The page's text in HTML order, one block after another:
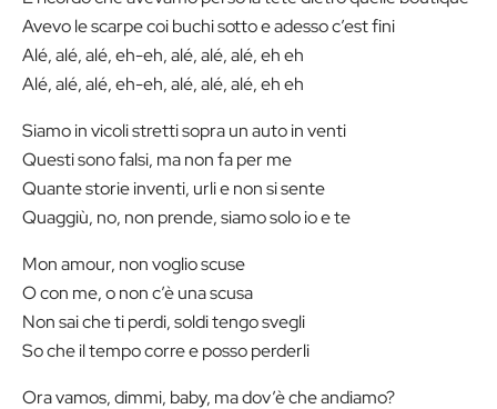
Avevo le scarpe coi buchi sotto e adesso c’est fini
Alé, alé, alé, eh-eh, alé, alé, alé, eh eh
Alé, alé, alé, eh-eh, alé, alé, alé, eh eh
Siamo in vicoli stretti sopra un auto in venti
Questi sono falsi, ma non fa per me
Quante storie inventi, urli e non si sente
Quaggiù, no, non prende, siamo solo io e te
Mon amour, non voglio scuse
O con me, o non c’è una scusa
Non sai che ti perdi, soldi tengo svegli
So che il tempo corre e posso perderli
Ora vamos, dimmi, baby, ma dov’è che andiamo?